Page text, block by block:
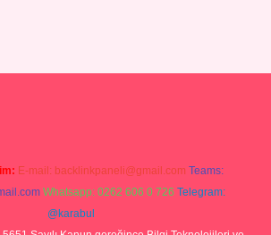
E-mail: backlinkpaneli@gmail.com Teams:
Whatsapp: 0262 606 0 726 Telegram:
@karabul